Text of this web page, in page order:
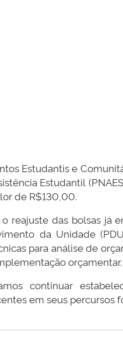
Estudantis e
Estudantil
de R$130,00.
o reajuste das bolsas
da Unidade
para análise de
orçamentar.
continuar
em seus percursos